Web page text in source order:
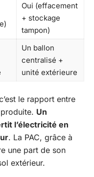
Oui (effacement
+ stockage
tampon)
Un ballon
centralisé +
unité extérieure
le rapport entre
Un
l’électricité en
. La PAC, grâce à
une part de son
extérieur.